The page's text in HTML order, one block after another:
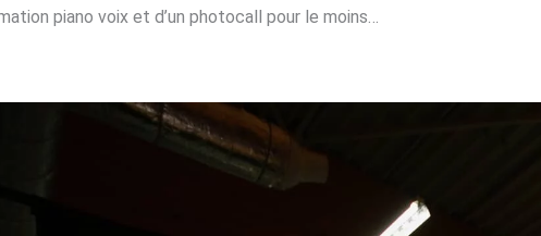
piano voix et d’un photocall pour le moins…